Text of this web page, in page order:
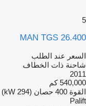
5
MAN TGS 26.400
السعر عند الطلب
شاحنة ذات الخطاف
2011
540,000 كم
القوة 400 حصان (294 kW)
Palift